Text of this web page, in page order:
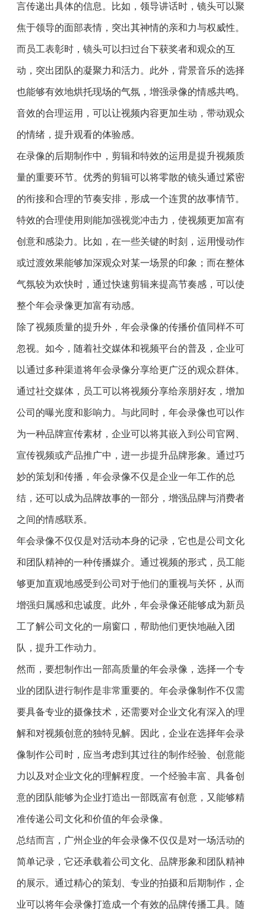
言传递出具体的信息。比如，领导讲话时，镜头可以聚
焦于领导的面部表情，突出其神情的亲和力与权威性。
而员工表彰时，镜头可以扫过台下获奖者和观众的互
动，突出团队的凝聚力和活力。此外，背景音乐的选择
也能够有效地烘托现场的气氛，增强录像的情感共鸣。
音效的合理运用，可以让视频内容更加生动，带动观众
的情绪，提升观看的体验感。
在录像的后期制作中，剪辑和特效的运用是提升视频质
量的重要环节。优秀的剪辑可以将零散的镜头通过紧密
的衔接和合理的节奏安排，形成一个连贯的故事情节。
特效的合理使用则能加强视觉冲击力，使视频更加富有
创意和感染力。比如，在一些关键的时刻，运用慢动作
或过渡效果能够加深观众对某一场景的印象；而在整体
气氛较为欢快时，通过快速剪辑来提高节奏感，可以使
整个年会录像更加富有动感。
除了视频质量的提升外，年会录像的传播价值同样不可
忽视。如今，随着社交媒体和视频平台的普及，企业可
以通过多种渠道将年会录像分享给更广泛的观众群体。
通过社交媒体，员工可以将视频分享给亲朋好友，增加
公司的曝光度和影响力。与此同时，年会录像也可以作
为一种品牌宣传素材，企业可以将其嵌入到公司官网、
宣传视频或产品推广中，进一步提升品牌形象。通过巧
妙的策划和传播，年会录像不仅是企业一年工作的总
结，还可以成为品牌故事的一部分，增强品牌与消费者
之间的情感联系。
年会录像不仅仅是对活动本身的记录，它也是公司文化
和团队精神的一种传播媒介。通过视频的形式，员工能
够更加直观地感受到公司对于他们的重视与关怀，从而
增强归属感和忠诚度。此外，年会录像还能够成为新员
工了解公司文化的一扇窗口，帮助他们更快地融入团
队，提升工作动力。
然而，要想制作出一部高质量的年会录像，选择一个专
业的团队进行制作是非常重要的。年会录像制作不仅需
要具备专业的摄像技术，还需要对企业文化有深入的理
解和对视频创意的独特见解。因此，企业在选择年会录
像制作公司时，应当考虑到其过往的制作经验、创意能
力以及对企业文化的理解程度。一个经验丰富、具备创
意的团队能够为企业打造出一部既富有创意，又能够精
准传递公司文化和价值的年会录像。
总结而言，广州企业的年会录像不仅仅是对一场活动的
简单记录，它还承载着公司文化、品牌形象和团队精神
的展示。通过精心的策划、专业的拍摄和后期制作，企
业可以将年会录像打造成一个有效的品牌传播工具。随